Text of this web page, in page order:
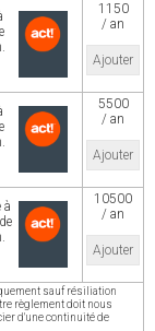
1150
/ an
Ajouter
5500
/ an
Ajouter
à
10500
/ an
Ajouter
sauf résiliation
règlement doit nous
d'une continuité de